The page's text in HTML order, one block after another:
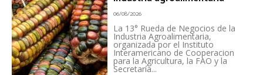
06/08/2026
La 13° Rueda de Negocios de la
Industria Agroalimentaria,
organizada por el Instituto
Interamericano de Cooperacion
para la Agricultura, la FAO y la
Secretaría...